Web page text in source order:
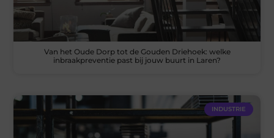
Van het Oude Dorp tot de Gouden Driehoek: welke
inbraakpreventie past bij jouw buurt in Laren?
INDUSTRIE